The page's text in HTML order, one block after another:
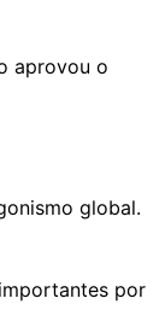
aprovou o
global.
por